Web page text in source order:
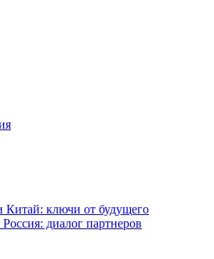
Китай: ключи от будущего
диалог партнеров